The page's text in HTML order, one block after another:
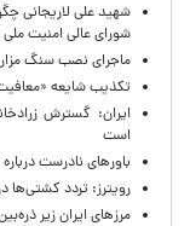
شهید علی لاریجانی
شورای عالی امنیت ملی
ماجرای نصب سنگ
تکذیب شایعه «معافیت
ایران: گسترش
است
باورهای نادرست
رویترز: تردد کشتی‌ها
مرزهای ایران زیر